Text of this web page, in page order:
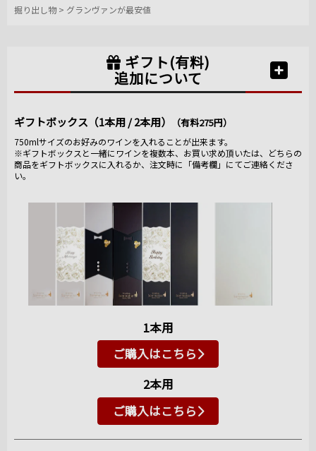
掘り出し物 > グランヴァンが最安値
ギフト(有料)
追加について
ギフトボックス（1本用 / 2本用） （有料275円）
750mlサイズのお好みのワインを入れることが出来ます。
※ギフトボックスと一緒にワインを複数本、お買い求め頂いたは、どちらの
商品をギフトボックスに入れるか、注文時に「備考欄」にてご連絡くださ
い。
1本用
ご購入はこちら
2本用
ご購入はこちら